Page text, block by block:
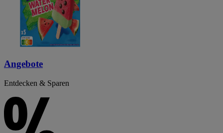
Angebote
Entdecken & Sparen